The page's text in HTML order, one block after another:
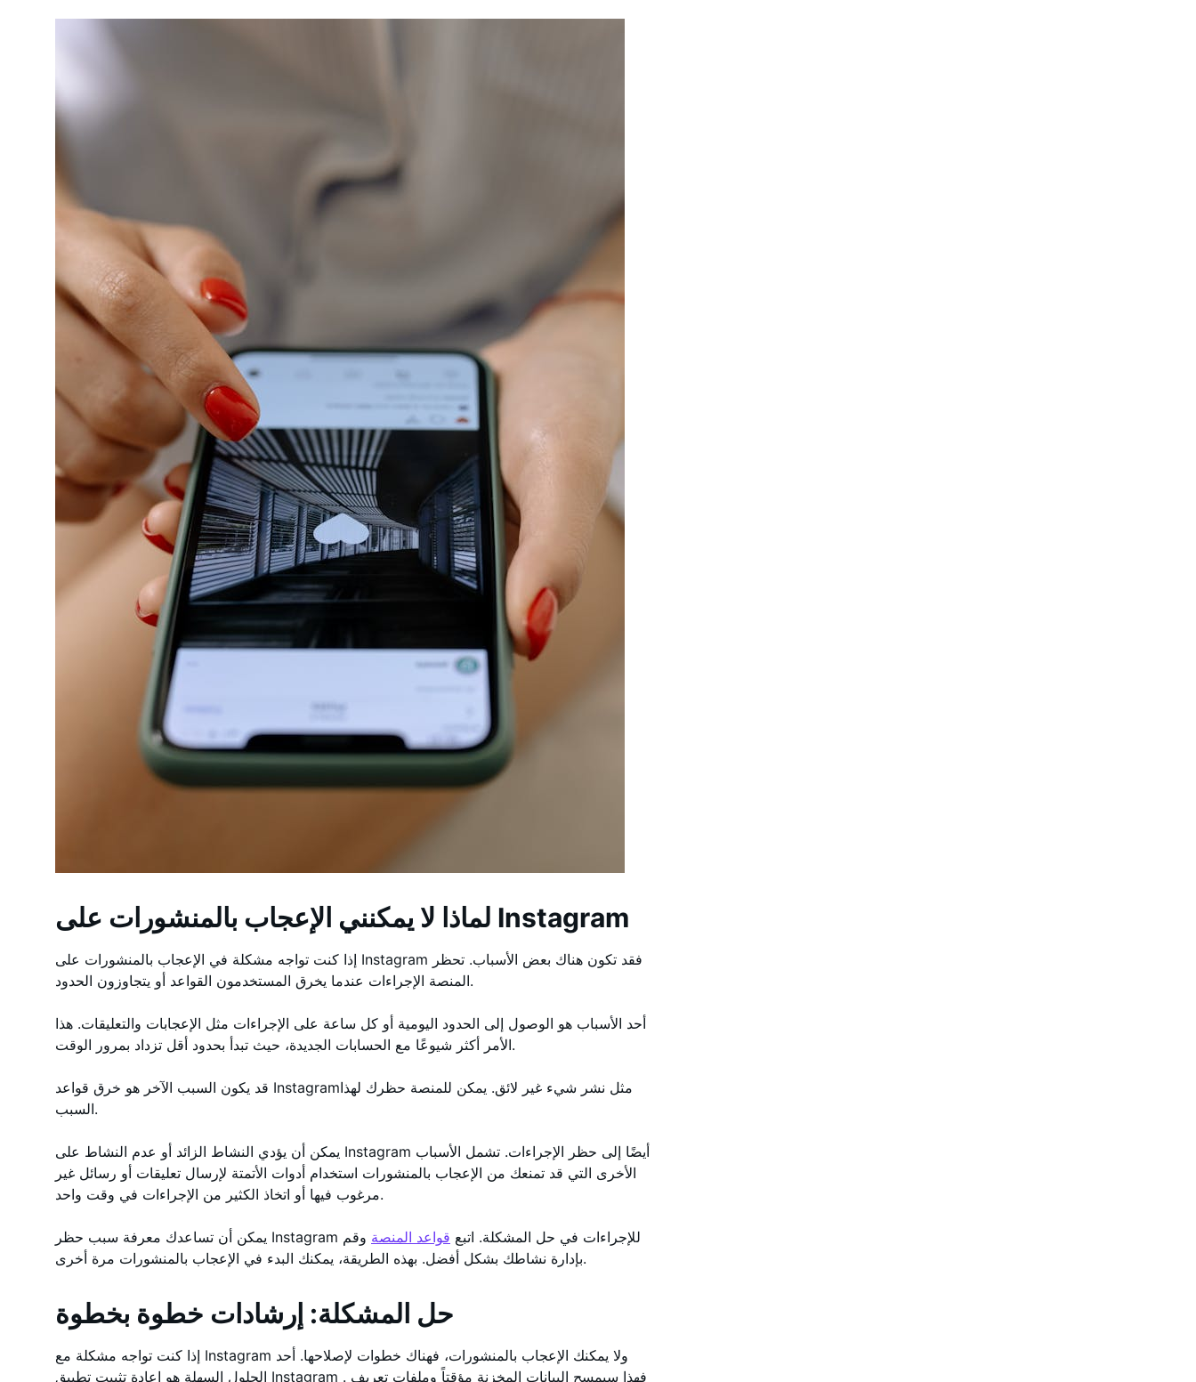
لماذا لا يمكنني الإعجاب بالمنشورات على Instagram
إذا كنت تواجه مشكلة في الإعجاب بالمنشورات على Instagram فقد تكون هناك بعض الأسباب. تحظر
المنصة الإجراءات عندما يخرق المستخدمون القواعد أو يتجاوزون الحدود.
أحد الأسباب هو الوصول إلى الحدود اليومية أو كل ساعة على الإجراءات مثل الإعجابات والتعليقات. هذا
الأمر أكثر شيوعًا مع الحسابات الجديدة، حيث تبدأ بحدود أقل تزداد بمرور الوقت.
قد يكون السبب الآخر هو خرق قواعد Instagramمثل نشر شيء غير لائق. يمكن للمنصة حظرك لهذا
السبب.
يمكن أن يؤدي النشاط الزائد أو عدم النشاط على Instagram أيضًا إلى حظر الإجراءات. تشمل الأسباب
الأخرى التي قد تمنعك من الإعجاب بالمنشورات استخدام أدوات الأتمتة لإرسال تعليقات أو رسائل غير
مرغوب فيها أو اتخاذ الكثير من الإجراءات في وقت واحد.
يمكن أن تساعدك معرفة سبب حظر Instagram للإجراءات في حل المشكلة. اتبع قواعد المنصة وقم
بإدارة نشاطك بشكل أفضل. بهذه الطريقة، يمكنك البدء في الإعجاب بالمنشورات مرة أخرى.
حل المشكلة: إرشادات خطوة بخطوة
إذا كنت تواجه مشكلة مع Instagram ولا يمكنك الإعجاب بالمنشورات، فهناك خطوات لإصلاحها. أحد
الحلول السهلة هو إعادة تثبيت تطبيق Instagram . فهذا سيمسح البيانات المخزنة مؤقتاً وملفات تعريف